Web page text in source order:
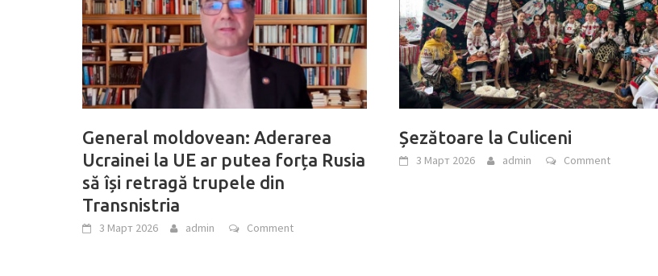
General moldovean: Aderarea
Ucrainei la UE ar putea forța Rusia
să își retragă trupele din
Transnistria
3 Март 2026 admin Comment
Șezătoare la Culiceni
3 Март 2026 admin Comment